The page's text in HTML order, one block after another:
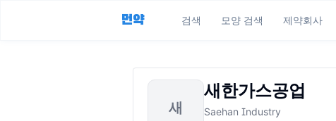
먼약 검색 모양 검색 제약회사
새
새한가스공업
Saehan Industry